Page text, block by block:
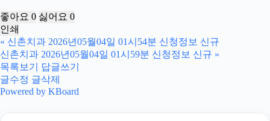
좋아요 0 싫어요 0
인쇄
« 신촌치과 2026년05월04일 01시54분 신청정보 신규
신촌치과 2026년05월04일 01시59분 신청정보 신규 »
목록보기
답글쓰기
글수정 글삭제
Powered by KBoard